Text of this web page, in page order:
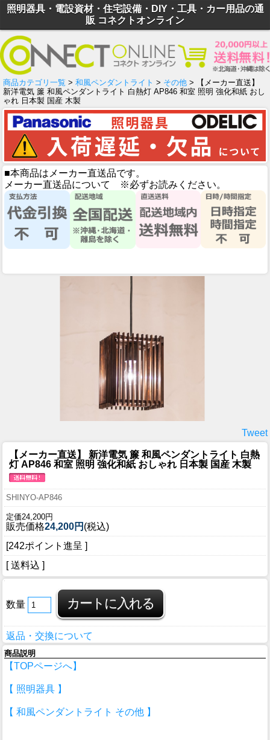
照明器具・電設資材・住宅設備・DIY・工具・カー用品の通
販 コネクトオンライン
商品カテゴリ一覧 > 和風ペンダントライト > その他 > 【メーカー直送】
新洋電気 簾 和風ペンダントライト 白熱灯 AP846 和室 照明 強化和紙 おし
ゃれ 日本製 国産 木製
■本商品はメーカー直送品です。
メーカー直送品について ※必ずお読みください。
Tweet
【メーカー直送】 新洋電気 簾 和風ペンダントライト 白熱
灯 AP846 和室 照明 強化和紙 おしゃれ 日本製 国産 木製
SHINYO-AP846
定価24,200円
販売価格24,200円 (税込)
[242ポイント進呈 ]
[ 送料込 ]
数量
返品・交換について
商品説明
【TOPページへ】
【 照明器具 】
【 和風ペンダントライト その他 】